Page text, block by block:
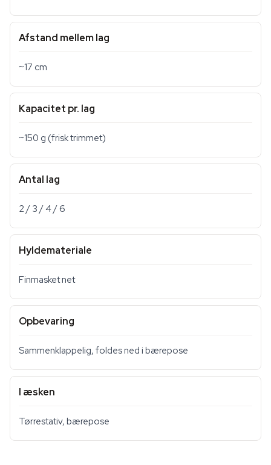
Afstand mellem lag
~17 cm
Kapacitet pr. lag
~150 g (frisk trimmet)
Antal lag
2 / 3 / 4 / 6
Hyldemateriale
Finmasket net
Opbevaring
Sammenklappelig, foldes ned i bærepose
I æsken
Tørrestativ, bærepose